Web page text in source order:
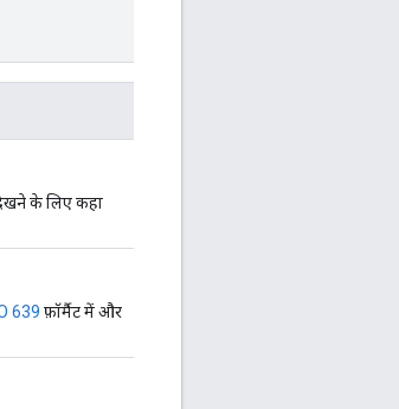
के लिए कहा
639 फ़ॉर्मैट में और